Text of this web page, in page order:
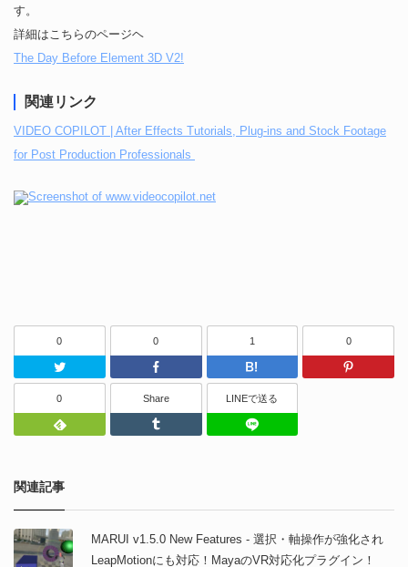
す。
詳細はこちらのページヘ
The Day Before Element 3D V2!
関連リンク
VIDEO COPILOT | After Effects Tutorials, Plug-ins and Stock Footage
for Post Production Professionals
0
Twitter
0
Facebook
1
はてなブッ
0
0
Feedly
Share
Tumblr
LINEで送る
関連記事
MARUI v1.5.0 New Features - 選択・軸操作が強化され
LeapMotionにも対応！MayaのVR対応化プラグイン！